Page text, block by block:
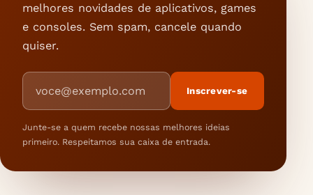
melhores novidades de aplicativos, games
e consoles. Sem spam, cancele quando
quiser.
Endereço de e-mail
Inscrever-se
Junte-se a quem recebe nossas melhores ideias
primeiro. Respeitamos sua caixa de entrada.